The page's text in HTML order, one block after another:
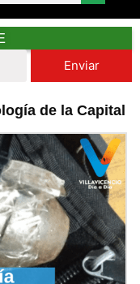
Enviar
de la Capital